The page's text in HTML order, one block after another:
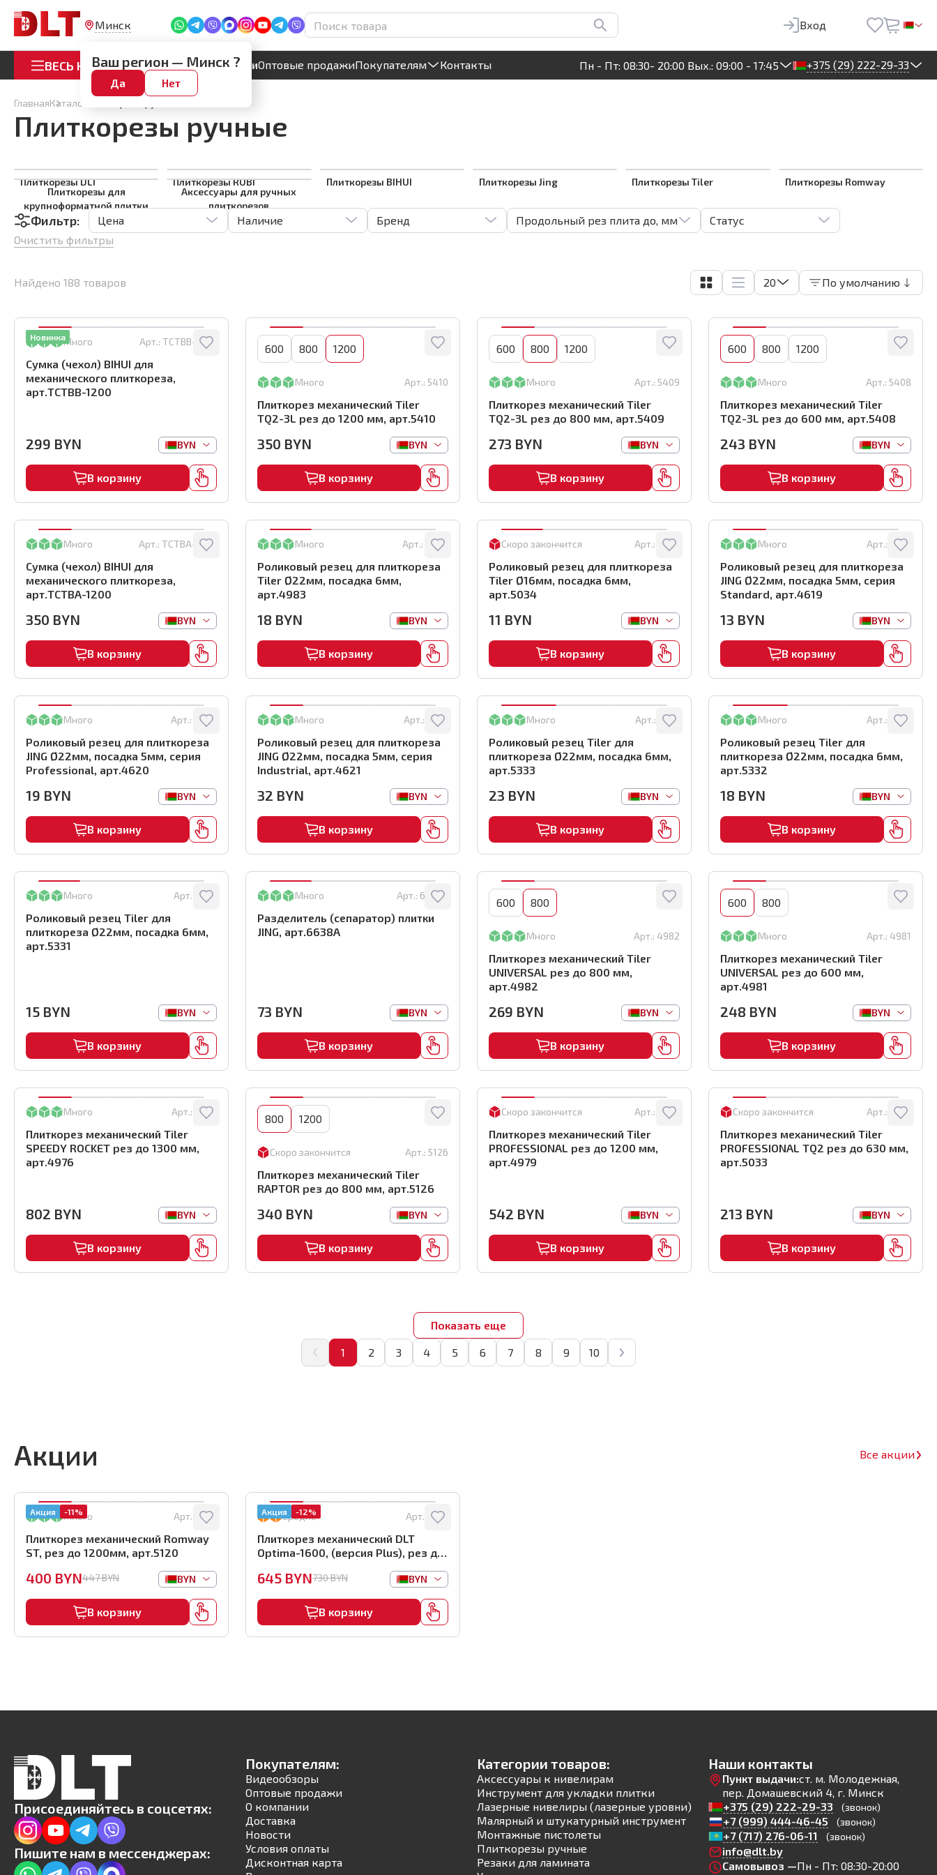
Круглосуточный! Прием заявок на сайте
Минск
Ваш регион — Минск ?
Да Нет
Вход
ВЕСЬ КАТАЛОГ АкцииОптовые продажиПокупателям Контакты Пн - Пт: 08:30- 20:00 Вых.: 09:00 - 17:45 +375 (29) 222-29-33
ГлавнаяКаталог
Плиткорезы ручные
Плиткорезы DLT Плиткорезы RUBI Плиткорезы BIHUI Плиткорезы Jing Плиткорезы Tiler
Плиткорезы Romway
Плиткорезы для
крупноформатной плитки
Аксессуары для ручных
плиткорезов
Фильтр: Цена Наличие Бренд Продольный рез плита до, мм
Статус
Очистить фильтры
Найдено 188 товаров 20 По умолчанию
Много Арт.: TCTBB-1200
Новинка
Сумка (чехол) BIHUI для
механического плиткореза,
арт.TCTBB-1200
299 BYN BYN
В корзину
600 800 1200
Много Арт.: 5410
Плиткорез механический Tiler
TQ2-3L рез до 1200 мм, арт.5410
350 BYN BYN
В корзину
600 800 1200
Много Арт.: 5409
Плиткорез механический Tiler
TQ2-3L рез до 800 мм, арт.5409
273 BYN BYN
В корзину
600 800 1200
Много Арт.: 5408
Плиткорез механический Tiler
TQ2-3L рез до 600 мм, арт.5408
243 BYN BYN
В корзину
Много Арт.: TCTBA-1200
Сумка (чехол) BIHUI для
механического плиткореза,
арт.TCTBA-1200
350 BYN BYN
В корзину
Много Арт.: 4983
Роликовый резец для плиткореза
Tiler Ø22мм, посадка 6мм,
арт.4983
18 BYN BYN
В корзину
Скоро закончится Арт.: 5034
Роликовый резец для плиткореза
Tiler Ø16мм, посадка 6мм,
арт.5034
11 BYN BYN
В корзину
Много Арт.: 4619
Роликовый резец для плиткореза
JING Ø22мм, посадка 5мм, серия
Standard, арт.4619
13 BYN BYN
В корзину
Много Арт.: 4620
Роликовый резец для плиткореза
JING Ø22мм, посадка 5мм, серия
Professional, арт.4620
19 BYN BYN
В корзину
Много Арт.: 4621
Роликовый резец для плиткореза
JING Ø22мм, посадка 5мм, серия
Industrial, арт.4621
32 BYN BYN
В корзину
Много Арт.: 5333
Роликовый резец Tiler для
плиткореза Ø22мм, посадка 6мм,
арт.5333
23 BYN BYN
В корзину
Много Арт.: 5332
Роликовый резец Tiler для
плиткореза Ø22мм, посадка 6мм,
арт.5332
18 BYN BYN
В корзину
Много Арт.: 5331
Роликовый резец Tiler для
плиткореза Ø22мм, посадка 6мм,
арт.5331
15 BYN BYN
В корзину
Много Арт.: 6638A
Разделитель (сепаратор) плитки
JING, арт.6638A
73 BYN BYN
В корзину
600 800
Много Арт.: 4982
Плиткорез механический Tiler
UNIVERSAL рез до 800 мм,
арт.4982
269 BYN BYN
В корзину
600 800
Много Арт.: 4981
Плиткорез механический Tiler
UNIVERSAL рез до 600 мм,
арт.4981
248 BYN BYN
В корзину
Много Арт.: 4976
Плиткорез механический Tiler
SPEEDY ROCKET рез до 1300 мм,
арт.4976
802 BYN BYN
В корзину
800 1200
Скоро закончится Арт.: 5126
Плиткорез механический Tiler
RAPTOR рез до 800 мм, арт.5126
340 BYN BYN
В корзину
Скоро закончится Арт.: 4979
Плиткорез механический Tiler
PROFESSIONAL рез до 1200 мм,
арт.4979
542 BYN BYN
В корзину
Скоро закончится Арт.: 5033
Плиткорез механический Tiler
PROFESSIONAL TQ2 рез до 630 мм,
арт.5033
213 BYN BYN
В корзину
Показать еще
1 2 3 4 5 6 7 8 9 10
Акции Все акции
Много Арт.: 5120
Акция -11%
Плиткорез механический Romway
ST, рез до 1200мм, арт.5120
400 BYN447BYN BYN
В корзину
Средне Арт.: 1132
Акция -12%
Плиткорез механический DLT
Optima-1600, (версия Plus), рез до
645 BYN730BYN BYN
В корзину
Присоединяйтесь в соцсетях:
Пишите нам в мессенджерах:
Покупателям:
Видеообзоры
Оптовые продажи
О компании
Доставка
Новости
Условия оплаты
Дисконтная карта
Категории товаров:
Аксессуары к нивелирам
Инструмент для укладки плитки
Лазерные нивелиры (лазерные уровни)
Малярный и штукатурный инструмент
Монтажные пистолеты
Плиткорезы ручные
Резаки для ламината
Наши контакты
Пункт выдачи:ст. м. Молодежная,
пер. Домашевский 4, г. Минск
+375 (29) 222-29-33
(звонок)
+7 (999) 444-46-45 (звонок)
+7 (717) 276-06-11 (звонок)
info@dlt.by
Самовывоз —Пн - Пт: 08:30-20:00